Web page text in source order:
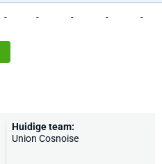
- - - - -
Huidige team:
Union Cosnoise